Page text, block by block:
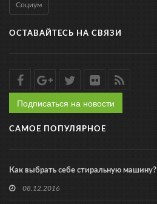
Социум
ОСТАВАЙТЕСЬ НА СВЯЗИ
Подписаться на новости
САМОЕ ПОПУЛЯРНОЕ
Как выбрать себе стиральную машину?
08.12.2016